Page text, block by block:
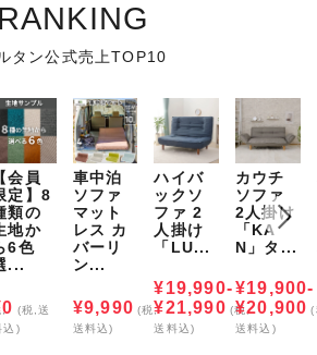
RANKING
タン公式売上TOP10
,
【会員
定】8
類の
地か
6色
...
(税,送
込)
車中泊
ソファ
マット
レス カ
バーリ
ン...
¥9,990 (税,
送料込)
ハイバ
ックソ
ファ 2
人掛け
「LU...
¥19,990-
¥21,990 (税,
送料込)
カウチ
ソファ
2人掛け
「KA
N」タ...
¥19,900-
¥20,900 (
送料込)